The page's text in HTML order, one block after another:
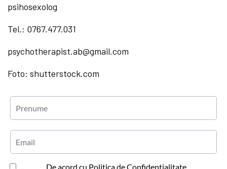
psihosexolog
Tel.: 0767.477.031
psychotherapist.ab@gmail.com
Foto: shutterstock.com